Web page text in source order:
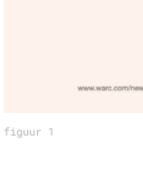
figuur 1